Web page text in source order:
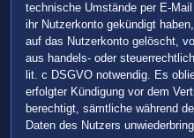
technische Umstände per E-
ihr Nutzerkonto gekündigt
auf das Nutzerkonto gelöscht,
aus handels- oder
lit. c DSGVO notwendig. Es
erfolgter Kündigung vor dem
berechtigt, sämtliche während
Daten des Nutzers